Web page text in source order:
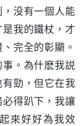
没有一個人能
我的鐵杖，才
完全的彰顯。
。為什麽我説
勁，但它在我
得趴下，我讓
來好好為我效